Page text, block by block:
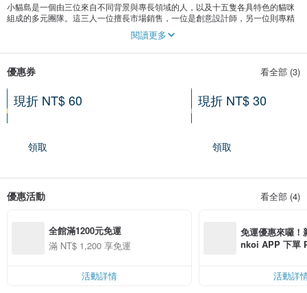
小貓島是一個由三位來自不同背景與專長領域的人，以及十五隻各具特色的貓咪
組成的多元團隊。這三人一位擅長市場銷售，一位是創意設計師，另一位則專精
於商品管理。他們共同合作，利用各自的專長為島上的貓咪提供更好的生活環境
和護理，同時也為訪客帶來愉快的體驗。
閱讀更多
優惠券 看全部 (3)
現折 NT$ 60
領取
現折 NT$ 30
領取
優惠活動 看全部 (4)
全館滿1200元免運
滿 NT$ 1,200 享免運
活動詳情
免運優惠來囉
nkoi APP 下單
活動詳